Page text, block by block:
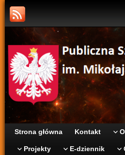
Strona główna Kontakt
Projekty E-dziennik